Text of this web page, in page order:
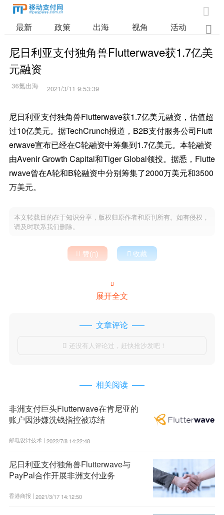

最新 政策 出海 视角 活动 业

尼日利亚支付独角兽Flutterwave获1.7亿美
元融资
2021/3/11 9:53:39
尼日利亚支付独角兽Flutterwave获1.7亿美元融资，估值超
过10亿美元。据TechCrunch报道，B2B支付服务公司Flutt
erwave宣布已经在C轮融资中筹集到1.7亿美元。本轮融资
由Avenir Growth Capital和Tiger Global领投。据悉，Flutte
rwave曾在A轮和B轮融资中分别筹集了2000万美元和3500
万美元。
本文转载目的在于知识分享，版权归原作者和原刊所有。如有侵权，
请及时联系我们删除。
 赞()  收藏

展开全文
文章评论
 还没有人评论过，赶快抢沙发吧！
相关阅读
非洲支付巨头Flutterwave在肯尼亚的
账户因涉嫌洗钱指控被冻结
邮电设计技术 | 2022/7/8 14:22:48
尼日利亚支付独角兽Flutterwave与
PayPal合作开展非洲支付业务
香港商报 | 2021/3/17 14:12:50